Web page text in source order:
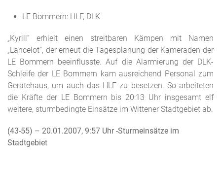
LE Bommern: HLF, DLK
„Kyrill“ erhielt einen streitbaren Kämpen mit Namen
„Lancelot“, der erneut die Tagesplanung der Kameraden der
LE Bommern beeinflusste. Auf die Alarmierung der DLK-
Schleife der LE Bommern kam ausreichend Personal zum
Gerätehaus, um auch das HLF zu besetzen. So arbeiteten
die Kräfte der LE Bommern bis 20:13 Uhr insgesamt elf
weitere, sturmbedingte Einsätze im Wittener Stadtgebiet ab.
(43-55) – 20.01.2007, 9:57 Uhr -Sturmeinsätze im
Stadtgebiet